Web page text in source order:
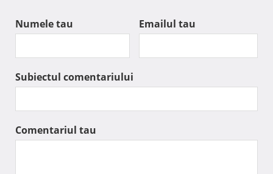
Numele tau Emailul tau
Subiectul comentariului
Comentariul tau